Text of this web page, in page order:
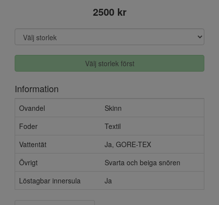
2500 kr
Välj storlek först
Information
Ovandel
Skinn
Foder
Textil
Vattentät
Ja, GORE-TEX
Övrigt
Svarta och beiga snören
Löstagbar innersula
Ja